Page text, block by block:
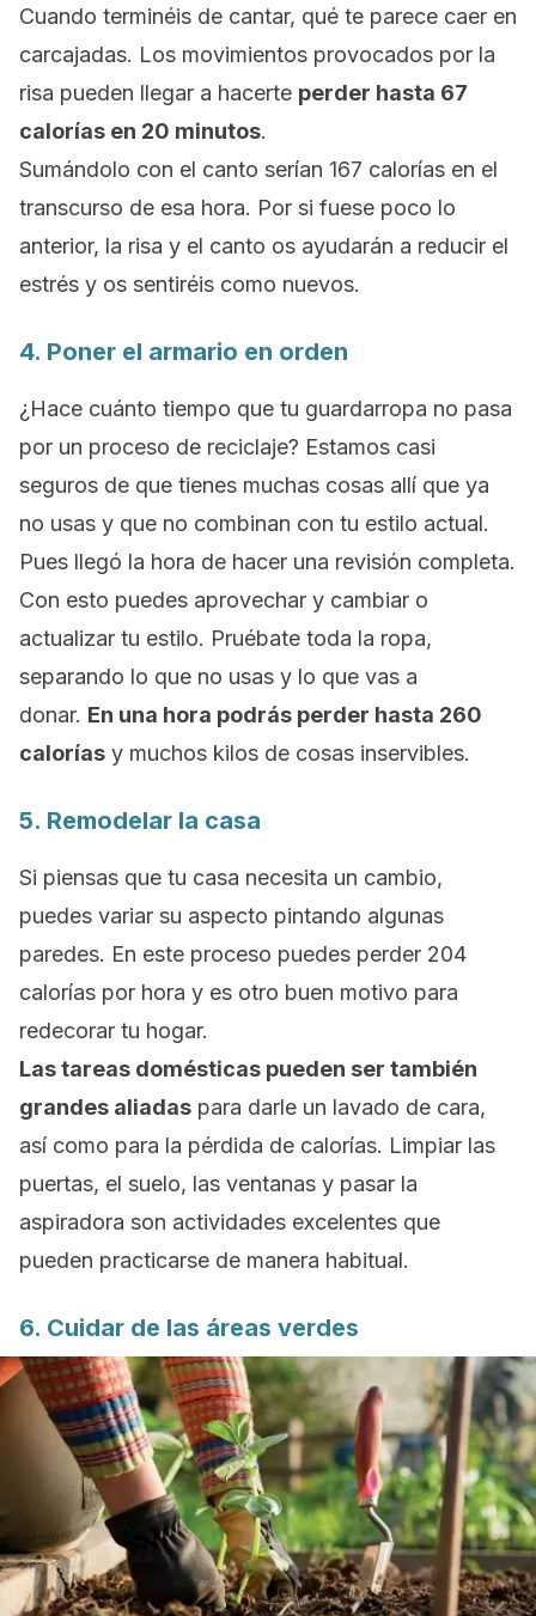
Cuando terminéis de cantar, qué te parece caer en
carcajadas. Los movimientos provocados por la
risa pueden llegar a hacerte perder hasta 67
calorías en 20 minutos.
Sumándolo con el canto serían 167 calorías en el
transcurso de esa hora. Por si fuese poco lo
anterior, la risa y el canto os ayudarán a reducir el
estrés y os sentiréis como nuevos.
4. Poner el armario en orden
¿Hace cuánto tiempo que tu guardarropa no pasa
por un proceso de reciclaje? Estamos casi
seguros de que tienes muchas cosas allí que ya
no usas y que no combinan con tu estilo actual.
Pues llegó la hora de hacer una revisión completa.
Con esto puedes aprovechar y cambiar o
actualizar tu estilo. Pruébate toda la ropa,
separando lo que no usas y lo que vas a
donar. En una hora podrás perder hasta 260
calorías y muchos kilos de cosas inservibles.
5. Remodelar la casa
Si piensas que tu casa necesita un cambio,
puedes variar su aspecto pintando algunas
paredes. En este proceso puedes perder 204
calorías por hora y es otro buen motivo para
redecorar tu hogar.
Las tareas domésticas pueden ser también
grandes aliadas para darle un lavado de cara,
así como para la pérdida de calorías. Limpiar las
puertas, el suelo, las ventanas y pasar la
aspiradora son actividades excelentes que
pueden practicarse de manera habitual.
6. Cuidar de las áreas verdes